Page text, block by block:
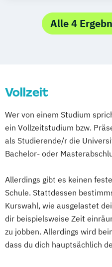
Media Reporter
Medienmanager*in
Musik Designer*in
Videoproduzent*in
Film and Motion
Film und Fernsehen
Kreatives Schreiben
und
Management der
Management und
Music Production
Musikproduktion
Photography (EN)
Popularmusik (EN/
Social Design &
(EN)
Alle 4
Vollzeit
Wer von einem Studium
ein Vollzeitstudium bzw.
als Studierende/r die
Bachelor- oder
Allerdings gibt es keinen
Schule. Stattdessen
Kurswahl, wie ausgelastet
dir beispielsweise Zeit
zu jobben. Allerdings wird
dass du dich hauptsächlich